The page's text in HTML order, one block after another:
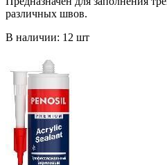
различных швов.
В наличии: 12 шт